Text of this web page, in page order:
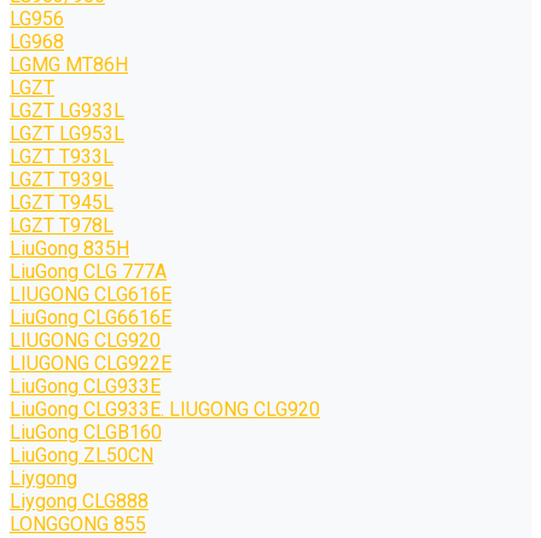
LG956
LG968
LGMG MT86H
LGZT
LGZT LG933L
LGZT LG953L
LGZT T933L
LGZT T939L
LGZT T945L
LGZT T978L
LiuGong 835H
LiuGong CLG 777A
LIUGONG CLG616E
LiuGong CLG6616E
LIUGONG CLG920
LIUGONG CLG922E
LiuGong CLG933E
LiuGong CLG933E. LIUGONG CLG920
LiuGong CLGB160
LiuGong ZL50CN
Liygong
Liygong CLG888
LONGGONG 855